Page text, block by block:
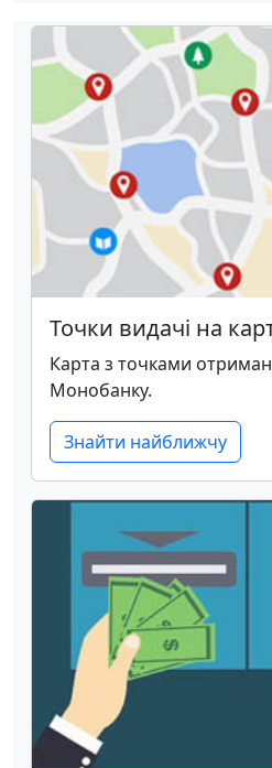
Точки видачі на
Карта з точками
Монобанку.
Знайти найближчу